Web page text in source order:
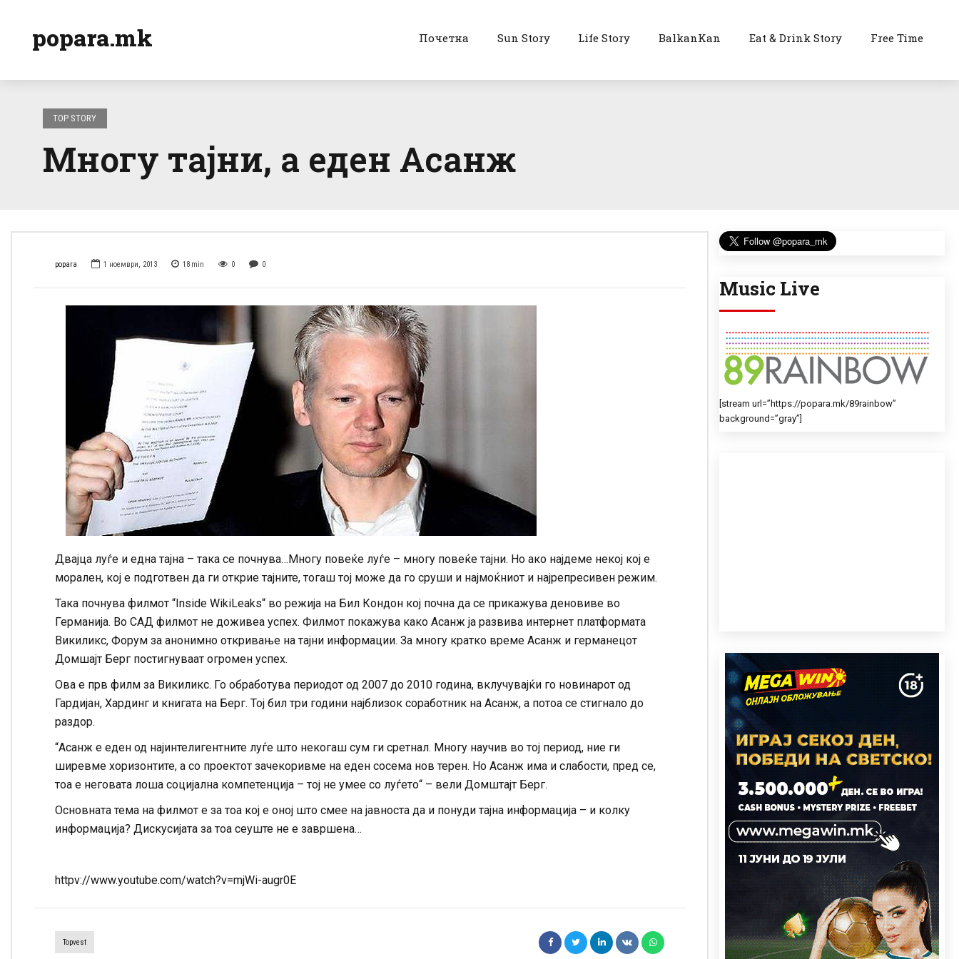
popara.mk Почетна Sun Story Life Story BalkanKan Eat & Drink Story Free Time
TOP STORY
Многу тајни, а еден Асанж
popara 1 ноември, 2013 18 min 0 0
Двајца луѓе и една тајна – така се почнува…Многу повеќе луѓе – многу повеќе тајни. Но ако најдеме некој кој е
морален, кој е подготвен да ги открие тајните, тогаш тој може да го сруши и најмоќниот и најрепресивен режим.
Така почнува филмот “Inside WikiLeaks“ во режија на Бил Кондон кој почна да се прикажува деновиве во
Германија. Во САД филмот не доживеа успех. Филмот покажува како Асанж ја развива интернет платформата
Викиликс, Форум за анонимно откривање на тајни информации. За многу кратко време Асанж и германецот
Домшајт Берг постигнуваат огромен успех.
Ова е прв филм за Викиликс. Го обработува периодот од 2007 до 2010 година, вклучувајќи го новинарот од
Гардијан, Хардинг и книгата на Берг. Тој бил три години најблизок соработник на Асанж, а потоа се стигнало до
раздор.
“Асанж е еден од најинтелигентните луѓе што некогаш сум ги сретнал. Многу научив во тој период, ние ги
ширевме хоризонтите, а со проектот зачекоривме на еден сосема нов терен. Но Асанж има и слабости, пред се,
тоа е неговата лоша социјална компетенција – тој не умее со луѓето“ – вели Домштајт Берг.
Основната тема на филмот е за тоа кој е оној што смее на јавноста да и понуди тајна информација – и колку
информација? Дискусијата за тоа сеуште не е завршена…
httpv://www.youtube.com/watch?v=mjWi-augr0E
Topvest
Music Live
[stream url=”https://popara.mk/89rainbow”
background=”gray”]